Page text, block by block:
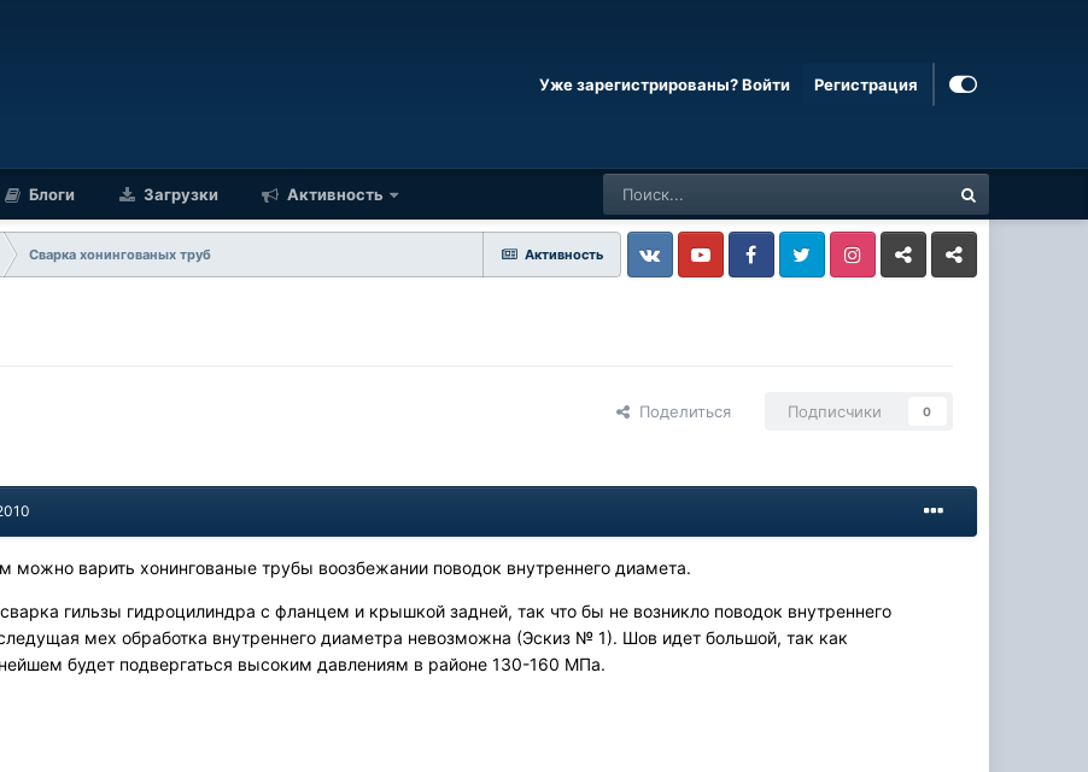
Уже зарегистрированы? Войти Регистрация
Блоги Загрузки Активность
Активность
Сварка хонингованых труб
VkontakteYouTube FacebookTwitter InstagramLivejournalOdnoklassniki
Поделиться Подписчики 0
можно варить хонингованые трубы воозбежании поводок внутреннего диамета.
гильзы гидроцилиндра с фланцем и крышкой задней, так что бы не возникло поводок внутреннего
мех обработка внутреннего диаметра невозможна (Эскиз № 1). Шов идет большой, так как
будет подвергаться высоким давлениям в районе 130-160 МПа.